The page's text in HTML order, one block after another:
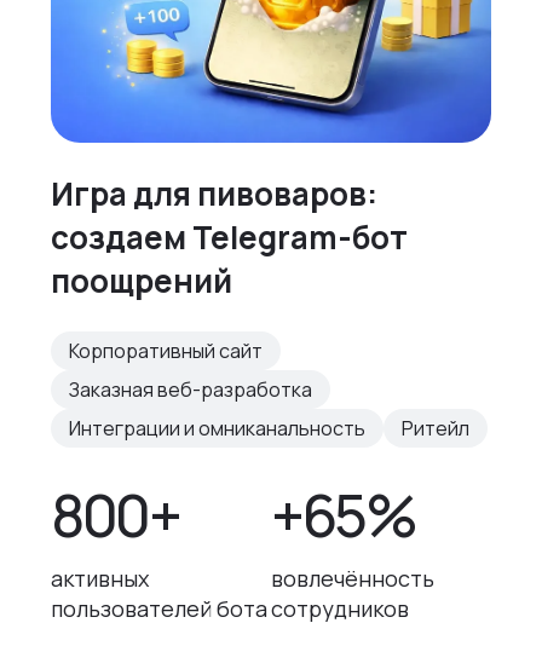
Игра для пивоваров:
создаем Telegram-бот
поощрений
Корпоративный сайт
Заказная веб-разработка
Интеграции и омниканальность
Ритейл
800+
активных
пользователей бота
+65%
вовлечённость
сотрудников